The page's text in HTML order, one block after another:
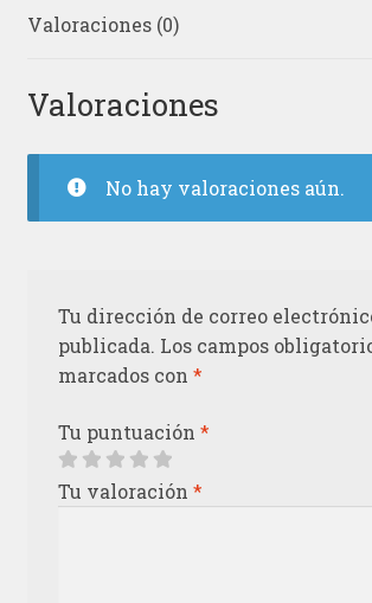
Valoraciones (0)
Valoraciones
No hay valoraciones aún.
Tu dirección de correo
publicada. Los campos
marcados con *
Tu puntuación *
Tu valoración *